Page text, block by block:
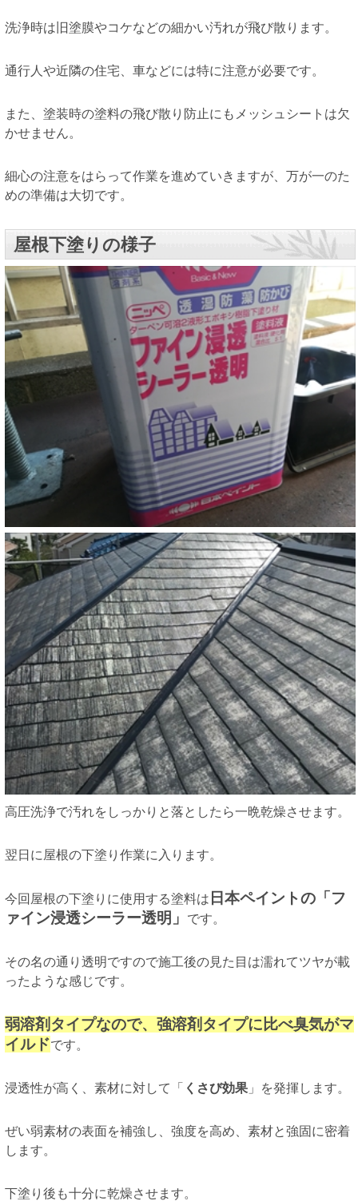
洗浄時は旧塗膜やコケなどの細かい汚れが飛び散ります。
通行人や近隣の住宅、車などには特に注意が必要です。
また、塗装時の塗料の飛び散り防止にもメッシュシートは欠
かせません。
細心の注意をはらって作業を進めていきますが、万が一のた
めの準備は大切です。
屋根下塗りの様子
高圧洗浄で汚れをしっかりと落としたら一晩乾燥させます。
翌日に屋根の下塗り作業に入ります。
今回屋根の下塗りに使用する塗料は 日本ペイントの「フ
ァイン浸透シーラー透明」
です。
その名の通り透明ですので施工後の見た目は濡れてツヤが載
ったような感じです。
弱溶剤タイプなので、強溶剤タイプに比べ臭気がマ
イルドです。
浸透性が高く、素材に対して「 くさび効果」を発揮します。
ぜい弱素材の表面を補強し、強度を高め、素材と強固に密着
します。
下塗り後も十分に乾燥させます。